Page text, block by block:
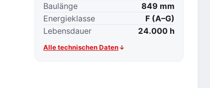
Baulänge
849 mm
Energieklasse
F (A–G)
Lebensdauer
24.000 h
Alle technischen Daten